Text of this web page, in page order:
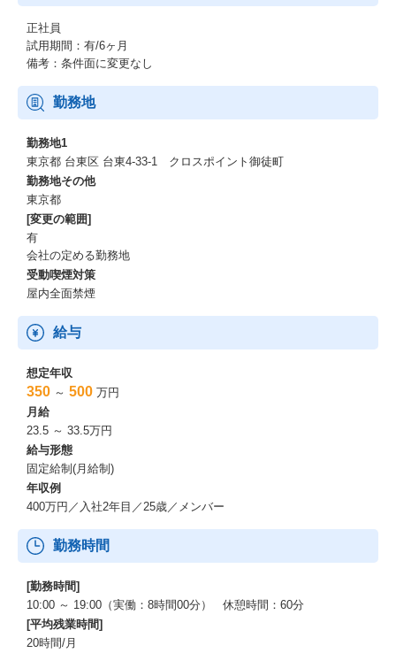
正社員
試用期間：有/6ヶ月
備考：条件面に変更なし
勤務地
勤務地1
東京都 台東区 台東4-33-1 クロスポイント御徒町
勤務地その他
東京都
[変更の範囲]
有
会社の定める勤務地
受動喫煙対策
屋内全面禁煙
給与
想定年収
350 ～ 500 万円
月給
23.5 ～ 33.5万円
給与形態
固定給制(月給制)
年収例
400万円／入社2年目／25歳／メンバー
勤務時間
[勤務時間]
10:00 ～ 19:00（実働：8時間00分） 休憩時間：60分
[平均残業時間]
20時間/月